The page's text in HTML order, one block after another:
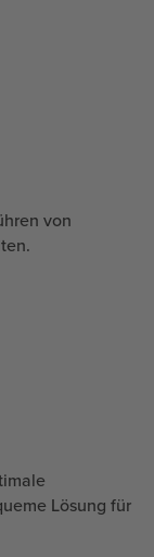
von
Lösung für